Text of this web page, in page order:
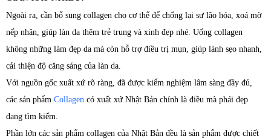
Ngoài ra, cần bổ sung collagen cho cơ thể để chống lại sự lão hóa, xoá mờ
nếp nhăn, giúp làn da thêm trẻ trung và xinh đẹp nhé. Uống collagen
không những làm đẹp da mà còn hỗ trợ điều trị mụn, giúp lành sẹo nhanh,
cải thiện độ căng sáng của làn da.
Với nguồn gốc xuất xứ rõ ràng, đã được kiểm nghiệm lâm sàng đầy đủ,
các sản phẩm Collagen có xuất xứ Nhật Bản chính là điều mà phái đẹp
đang tìm kiếm.
Phần lớn các sản phẩm collagen của Nhật Bản đều là sản phẩm được chiết